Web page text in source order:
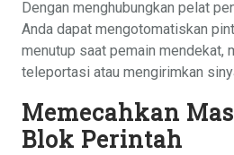
Dengan menghubungkan pelat
Anda dapat mengotomatiskan
menutup saat pemain mendekat,
teleportasi atau mengirimkan
Memecahkan
Blok Perintah